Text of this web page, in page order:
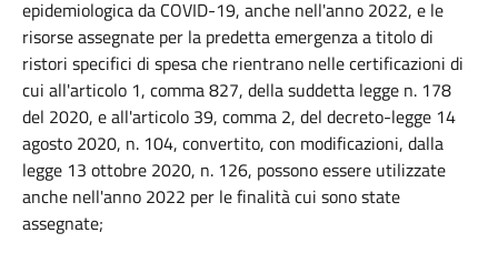
epidemiologica da COVID-19, anche nell'anno 2022, e le
risorse assegnate per la predetta emergenza a titolo di
ristori specifici di spesa che rientrano nelle certificazioni di
cui all'articolo 1, comma 827, della suddetta legge n. 178
del 2020, e all'articolo 39, comma 2, del decreto-legge 14
agosto 2020, n. 104, convertito, con modificazioni, dalla
legge 13 ottobre 2020, n. 126, possono essere utilizzate
anche nell'anno 2022 per le finalità cui sono state
assegnate;